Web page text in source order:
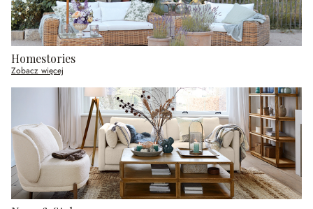
Homestories
Zobacz więcej